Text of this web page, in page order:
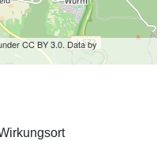
CC BY 3.0. Data by